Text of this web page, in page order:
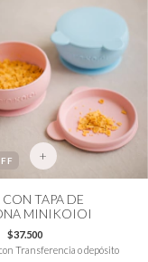
+
TAPA DE
MINIKOIOI
$37.500
Transferencia o depósito